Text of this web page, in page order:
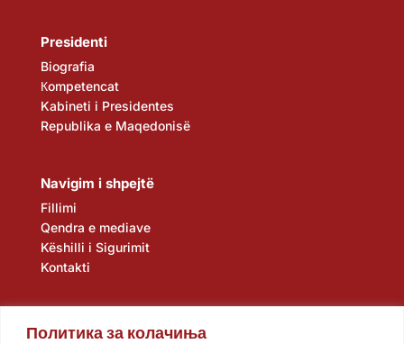
Политика за колачиња
Presidenti
Biografia
Кompetencat
Kabineti i Presidentes
Republika e Maqedonisë
Navigim i shpejtë
Fillimi
Qendra e mediave
Këshilli i Sigurimit
Kontakti